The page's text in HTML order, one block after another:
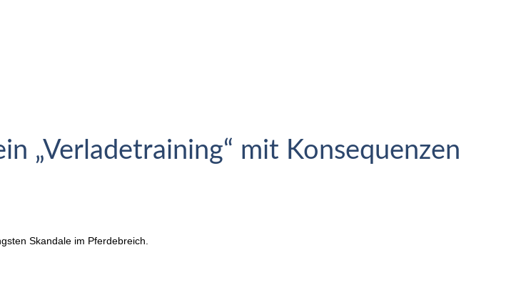
„Verladetraining“ mit Konsequenzen
Skandale im Pferdebreich.